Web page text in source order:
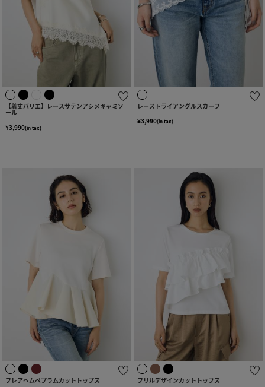
【着丈バリエ】レースサテンアシメキャミソ
ール
¥3,990(in tax)
レーストライアングルスカーフ
¥3,990(in tax)
フレアヘムペプラムカットトップス フリルデザインカットトップス